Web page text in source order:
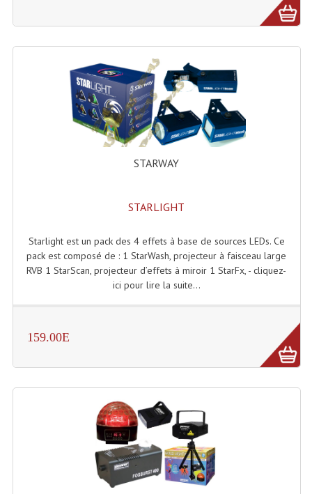
Microphones Filaires
Micro Sans Fil HF VHF 200MHZ
Micro Sans Fil HF UHF 800MHZ
Micros De Studio
Microphones De Surface
Portes Voix Mégaphones
Pupitre Pour Discours
Tables De Mixage DJ
Controleurs DJ USB / MP3
Consoles Sono Et Studio
Consoles Numériques
STARWAY
STARLIGHT
Starlight est un pack des 4 effets à base de sources LEDs. Ce
pack est composé de : 1 StarWash, projecteur à faisceau large
RVB 1 StarScan, projecteur d’effets à miroir 1 StarFx, - cliquez-
ici pour lire la suite...
159.00E